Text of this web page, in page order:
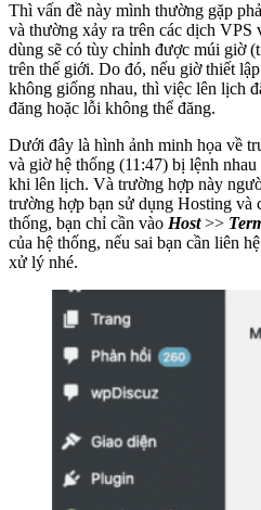
Thì vấn đề này mình thường gặp
và thường xảy ra trên các dịch
dùng sẽ có tùy chỉnh được múi giờ
trên thế giới. Do đó, nếu giờ thiết
không giống nhau, thì việc lên lịch
đăng hoặc lỗi không thể đăng.
Dưới đây là hình ảnh minh họa về
và giờ hệ thống (11:47) bị lệnh
khi lên lịch. Và trường hợp này
trường hợp bạn sử dụng Hosting và
thống, bạn chỉ cần vào Host>>
của hệ thống, nếu sai bạn cần liên
xử lý nhé.